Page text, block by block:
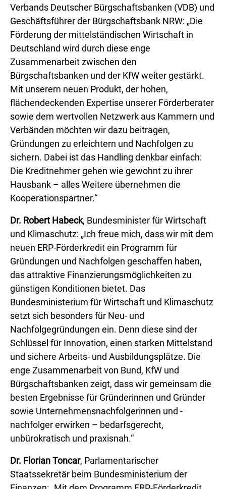
Verbands Deutscher Bürgschaftsbanken (VDB) und
Geschäftsführer der Bürgschaftsbank NRW: „Die
Förderung der mittelständischen Wirtschaft in
Deutschland wird durch diese enge
Zusammenarbeit zwischen den
Bürgschaftsbanken und der KfW weiter gestärkt.
Mit unserem neuen Produkt, der hohen,
flächendeckenden Expertise unserer Förderberater
sowie dem wertvollen Netzwerk aus Kammern und
Verbänden möchten wir dazu beitragen,
Gründungen zu erleichtern und Nachfolgen zu
sichern. Dabei ist das Handling denkbar einfach:
Die Kreditnehmer gehen wie gewohnt zu ihrer
Hausbank – alles Weitere übernehmen die
Kooperationspartner.“
Dr. Robert Habeck, Bundesminister für Wirtschaft
und Klimaschutz: „Ich freue mich, dass wir mit dem
neuen ERP-Förderkredit ein Programm für
Gründungen und Nachfolgen geschaffen haben,
das attraktive Finanzierungsmöglichkeiten zu
günstigen Konditionen bietet. Das
Bundesministerium für Wirtschaft und Klimaschutz
setzt sich besonders für Neu- und
Nachfolgegründungen ein. Denn diese sind der
Schlüssel für Innovation, einen starken Mittelstand
und sichere Arbeits- und Ausbildungsplätze. Die
enge Zusammenarbeit von Bund, KfW und
Bürgschaftsbanken zeigt, dass wir gemeinsam die
besten Ergebnisse für Gründerinnen und Gründer
sowie Unternehmensnachfolgerinnen und -
nachfolger erwirken – bedarfsgerecht,
unbürokratisch und praxisnah.“
Dr. Florian Toncar, Parlamentarischer
Staatssekretär beim Bundesministerium der